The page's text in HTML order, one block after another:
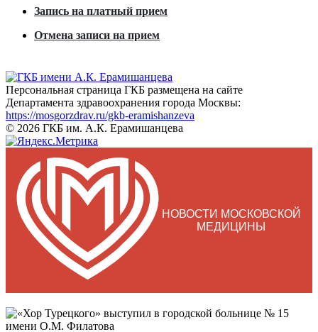
Запись на платный прием
Отмена записи на прием
Персональная страница ГКБ размещена на сайте
Департамента здравоохранения города Москвы:
https://mosgorzdrav.ru/gkb-eramishanzeva
© 2026 ГКБ им. А.К. Ерамишанцева
НОВОСТИ МОСКОВСКОЙ
МЕДИЦИНЫ